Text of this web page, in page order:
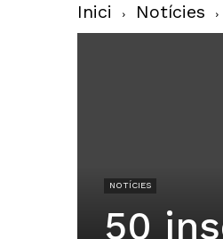
Inici Notícies
NOTÍCIES
50